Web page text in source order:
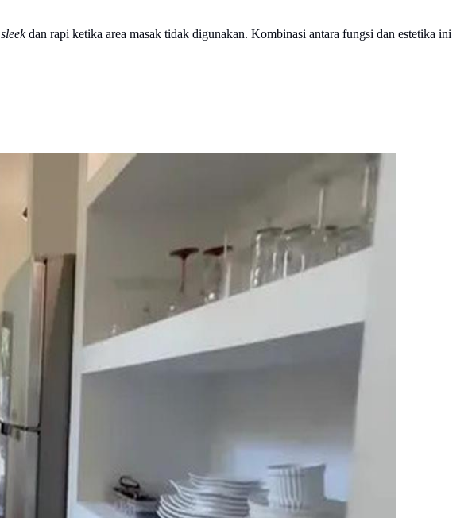
sleekdan rapi ketika area masak tidak digunakan. Kombinasi antara fungsi dan estetika ini